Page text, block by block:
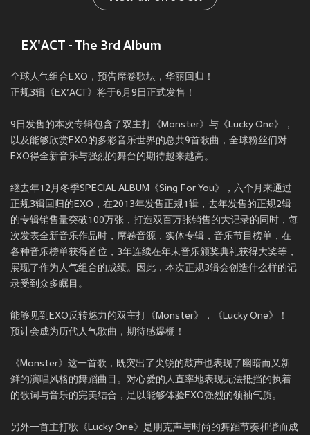
EX'ACT - The 3rd Album
全球人气组合EXO，预告席卷歌坛，华丽回归！
正规3辑《EX’ACT》将于6月9日正式发售！
9日发售的本次专辑包含了双主打《Monster》与《Lucky One》，
以及能够欣赏EXO的多彩音乐世界的总共9首歌曲，全球粉丝们对
EXO得全新音乐与强烈的舞台的期待越来越高。
继去年12月冬季SPECIAL ALBUM《Sing For You》，六个月来通过
正规3辑回归的EXO，在2013年发售正规1辑，去年发售的正规2辑
的专辑销售量突破100万张，打造双百万张销售的大记录的同时，每
次发表全新音乐作品时，席卷音源，实体专辑，音乐节目榜单，在
各种音乐榜单获得首位，3年连续在年末音乐颁奖典礼获得大奖等，
展现了作为人气组合的成绩。因此，本次正规3辑会创造什么样的记
录受到众多瞩目。
能够见到EXO反转魅力的双主打《Monster》，《Lucky One》！
预计会成为历代人气歌曲，期待感爆棚！
《Monster》这一首歌，既突出了尖锐的鼓声也表现了幽暗而又新
鲜的演唱风格的舞蹈曲目。对心爱的人直率地表现无法抵挡的执着
的歌词与音乐的完美结合，足以能够体验EXO强烈的领袖气质。
另外一首主打歌《Lucky One》是朋克声与时尚的舞蹈节奏和谐而成